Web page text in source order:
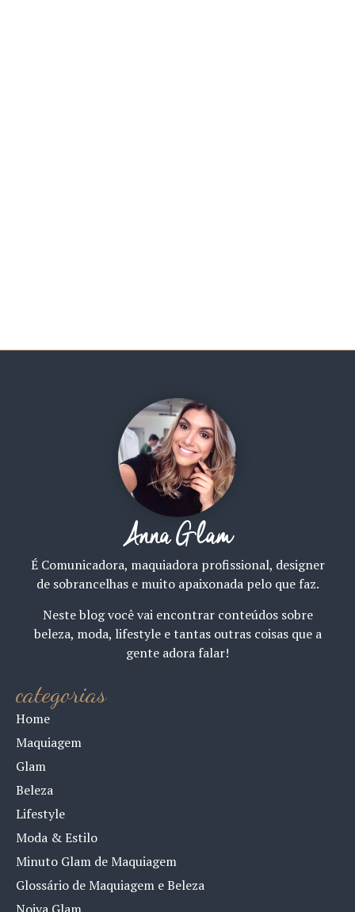
Anna Glam
É Comunicadora, maquiadora profissional, designer
de sobrancelhas e muito apaixonada pelo que faz.
Neste blog você vai encontrar conteúdos sobre
beleza, moda, lifestyle e tantas outras coisas que a
gente adora falar!
categorias
Home
Maquiagem
Glam
Beleza
Lifestyle
Moda & Estilo
Minuto Glam de Maquiagem
Glossário de Maquiagem e Beleza